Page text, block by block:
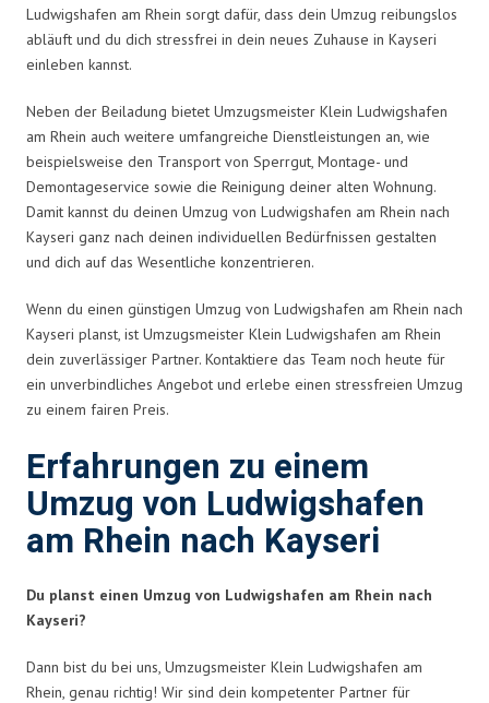
Ludwigshafen am Rhein sorgt dafür, dass dein Umzug reibungslos
abläuft und du dich stressfrei in dein neues Zuhause in Kayseri
einleben kannst.
Neben der Beiladung bietet Umzugsmeister Klein Ludwigshafen
am Rhein auch weitere umfangreiche Dienstleistungen an, wie
beispielsweise den Transport von Sperrgut, Montage- und
Demontageservice sowie die Reinigung deiner alten Wohnung.
Damit kannst du deinen Umzug von Ludwigshafen am Rhein nach
Kayseri ganz nach deinen individuellen Bedürfnissen gestalten
und dich auf das Wesentliche konzentrieren.
Wenn du einen günstigen Umzug von Ludwigshafen am Rhein nach
Kayseri planst, ist Umzugsmeister Klein Ludwigshafen am Rhein
dein zuverlässiger Partner. Kontaktiere das Team noch heute für
ein unverbindliches Angebot und erlebe einen stressfreien Umzug
zu einem fairen Preis.
Erfahrungen zu einem
Umzug von Ludwigshafen
am Rhein nach Kayseri
Du planst einen Umzug von Ludwigshafen am Rhein nach
Kayseri?
Dann bist du bei uns, Umzugsmeister Klein Ludwigshafen am
Rhein, genau richtig! Wir sind dein kompetenter Partner für